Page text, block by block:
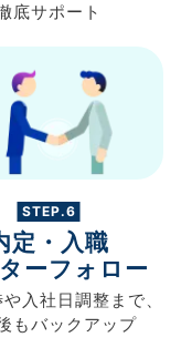
底サポート
STEP.6
定・入職
ーフォロー
や入社日調整まで、
もバックアップ